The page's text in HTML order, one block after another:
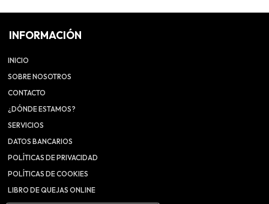
INFORMACIÓN
INICIO
SOBRE NOSOTROS
CONTACTO
¿DÓNDE ESTAMOS?
SERVICIOS
DATOS BANCARIOS
POLÍTICAS DE PRIVACIDAD
POLÍTICAS DE COOKIES
LIBRO DE QUEJAS ONLINE